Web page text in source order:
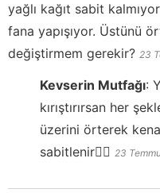
yağlı kağıt sabit kalmıyor
fana yapışıyor. Üstünü
değiştirmem gerekir? 23
Kevserin Mutfağı:
kırıştırırsan her
üzerini örterek
sabitlenir👍🏻 23